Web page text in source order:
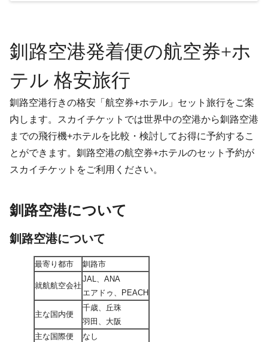
釧路空港発着便の航空券+ホ
テル 格安旅行
釧路空港行きの格安「航空券+ホテル」セット旅行をご案
内します。スカイチケットでは世界中の空港から釧路空港
までの飛行機+ホテルを比較・検討してお得に予約するこ
とができます。釧路空港の航空券+ホテルのセット予約が
スカイチケットをご利用ください。
釧路空港について
釧路空港について
最寄り都市 釧路市
就航航空会社
JAL、ANA
エアドゥ、PEACH
主な国内便
千歳、丘珠
羽田、大阪
主な国際便
なし